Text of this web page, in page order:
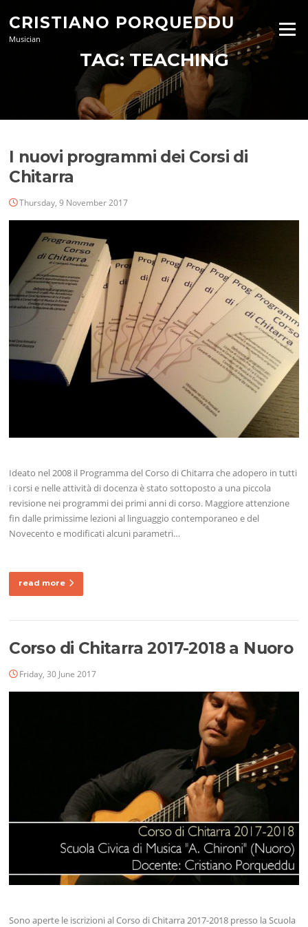
content
CRISTIANO PORQUEDDU
Musician
Menu
TAG: TEACHING
I nuovi programmi dei Corsi di
Chitarra
Thursday, 9 November 2017
Ideato nel 2008 il Programma del Corso di Chitarra che adopero in tutti
i corsi e nelle attività di docenza è stato sottoposto a una piccola
revisione nei programmi dei primi anni di corso. Maggiore attenzione
fin dalle primissime lezioni al linguaggio contemporaneo e del
Novecento e modificati alcuni parametri…
read more
Corso di Chitarra 2017-2018 a Nuoro
Friday, 30 June 2017
Sono aperte le iscrizioni al Corso di Chitarra 2017-2018 presso la Scuola